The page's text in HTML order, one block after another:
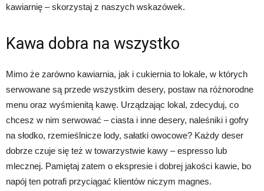
kawiarnię – skorzystaj z naszych wskazówek.
Kawa dobra na wszystko
Mimo że zarówno kawiarnia, jak i cukiernia to lokale, w których
serwowane są przede wszystkim desery, postaw na różnorodne
menu oraz wyśmienitą kawę. Urządzając lokal, zdecyduj, co
chcesz w nim serwować – ciasta i inne desery, naleśniki i gofry
na słodko, rzemieślnicze lody, sałatki owocowe? Każdy deser
dobrze czuje się też w towarzystwie kawy – espresso lub
mlecznej. Pamiętaj zatem o ekspresie i dobrej jakości kawie, bo
napój ten potrafi przyciągać klientów niczym magnes.